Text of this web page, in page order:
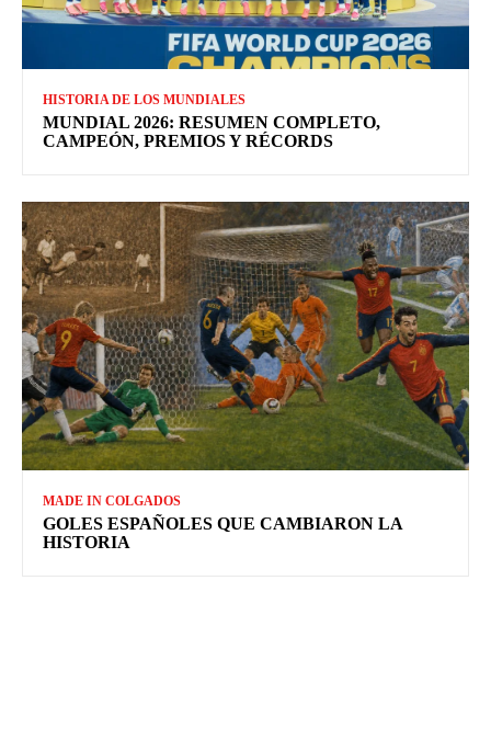
HISTORIA DE LOS MUNDIALES
MUNDIAL 2026: RESUMEN COMPLETO,
CAMPEÓN, PREMIOS Y RÉCORDS
MADE IN COLGADOS
GOLES ESPAÑOLES QUE CAMBIARON LA
HISTORIA